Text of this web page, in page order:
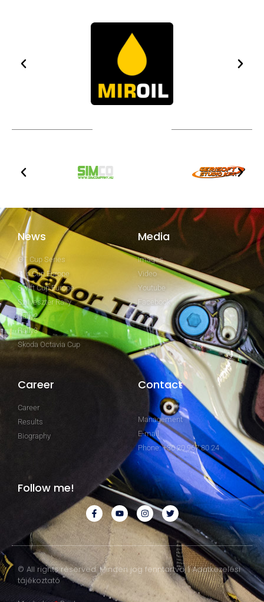
News
GT Cup Series
Clio Cup Europe
Swift Cup Europe
Szilveszter Rally
Rally2
Rally3
Skoda Octavia Cup
Media
Images
Video
Youtube
Facebook
Career
Career
Results
Biography
Contact
Management
E-mail
Phone: +36 20 967 80 24
Follow me!
© All rights reserved. Minden jog fenntartva. | Adatkezelési
tájékoztató